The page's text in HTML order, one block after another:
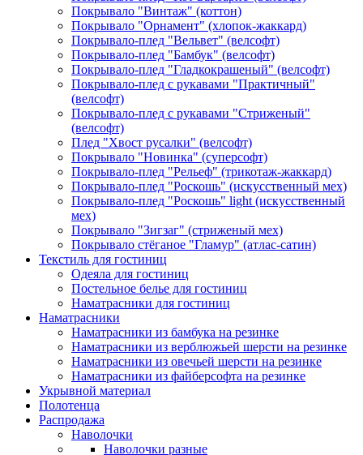
Покрывало "Винтаж" (коттон)
Покрывало "Орнамент" (хлопок-жаккард)
Покрывало-плед "Вельвет" (велсофт)
Покрывало-плед "Бамбук" (велсофт)
Покрывало-плед "Гладкокрашеный" (велсофт)
Покрывало-плед с рукавами "Практичный"
(велсофт)
Покрывало-плед с рукавами "Стриженый"
(велсофт)
Плед "Хвост русалки" (велсофт)
Покрывало "Новинка" (суперсофт)
Покрывало-плед "Рельеф" (трикотаж-жаккард)
Покрывало-плед "Роскошь" (искусственный мех)
Покрывало-плед "Роскошь" light (искусственный
мех)
Покрывало "Зигзаг" (стриженый мех)
Покрывало стёганое "Гламур" (атлас-сатин)
Текстиль для гостиниц
Одеяла для гостиниц
Постельное белье для гостиниц
Наматрасники для гостиниц
Наматрасники
Наматрасники из бамбука на резинке
Наматрасники из верблюжьей шерсти на резинке
Наматрасники из овечьей шерсти на резинке
Наматрасники из файберсофта на резинке
Укрывной материал
Полотенца
Распродажа
Наволочки
Наволочки разные